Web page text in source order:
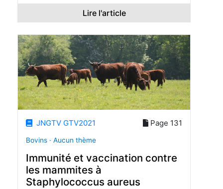
Lire l'article
JNGTV GTV2021 Page 131
Bovins · Aucun thème
Immunité et vaccination contre
les mammites à
Staphylococcus aureus